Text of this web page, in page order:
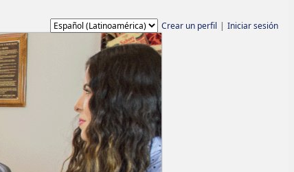
Idioma Crear un perfil | Iniciar sesión